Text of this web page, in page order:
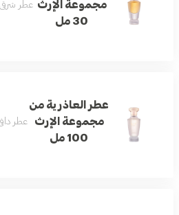
مجموعة الإرث
30 مل
عطر
عطر العاذرية من
مجموعة الإرث
100 مل
عطر